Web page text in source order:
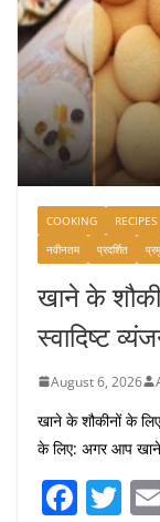
COOKING RECIPES
नवीनतम
प्रदर्शित
खाने के
स्वादिष्ट
August 6, 2026
खाने के शौकीनों के
के लिए: अगर आप
F T